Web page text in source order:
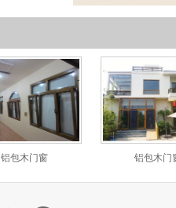
铝包木门窗 铝包木门